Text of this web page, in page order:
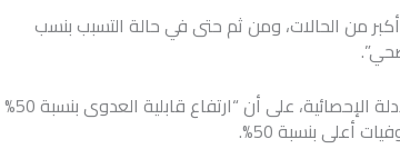
أكبر من الحالات، ومن ثم حتى في حالة التسبب بنسب
ويشدد عالم الأوبئة البريطاني آدم كوتشارسكي استناداً إلى الأدلة الإحصائية، على أن “ارتفاع قابلية العدوى بنسبة 50%
بنسبة 50%.